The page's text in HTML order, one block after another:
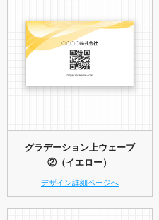
グラデーション上ウェーブ
②（イエロー）
デザイン詳細ページへ